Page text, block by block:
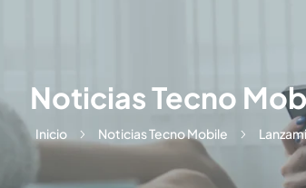
Noticias Tecno
Inicio Noticias Tecno Mobile